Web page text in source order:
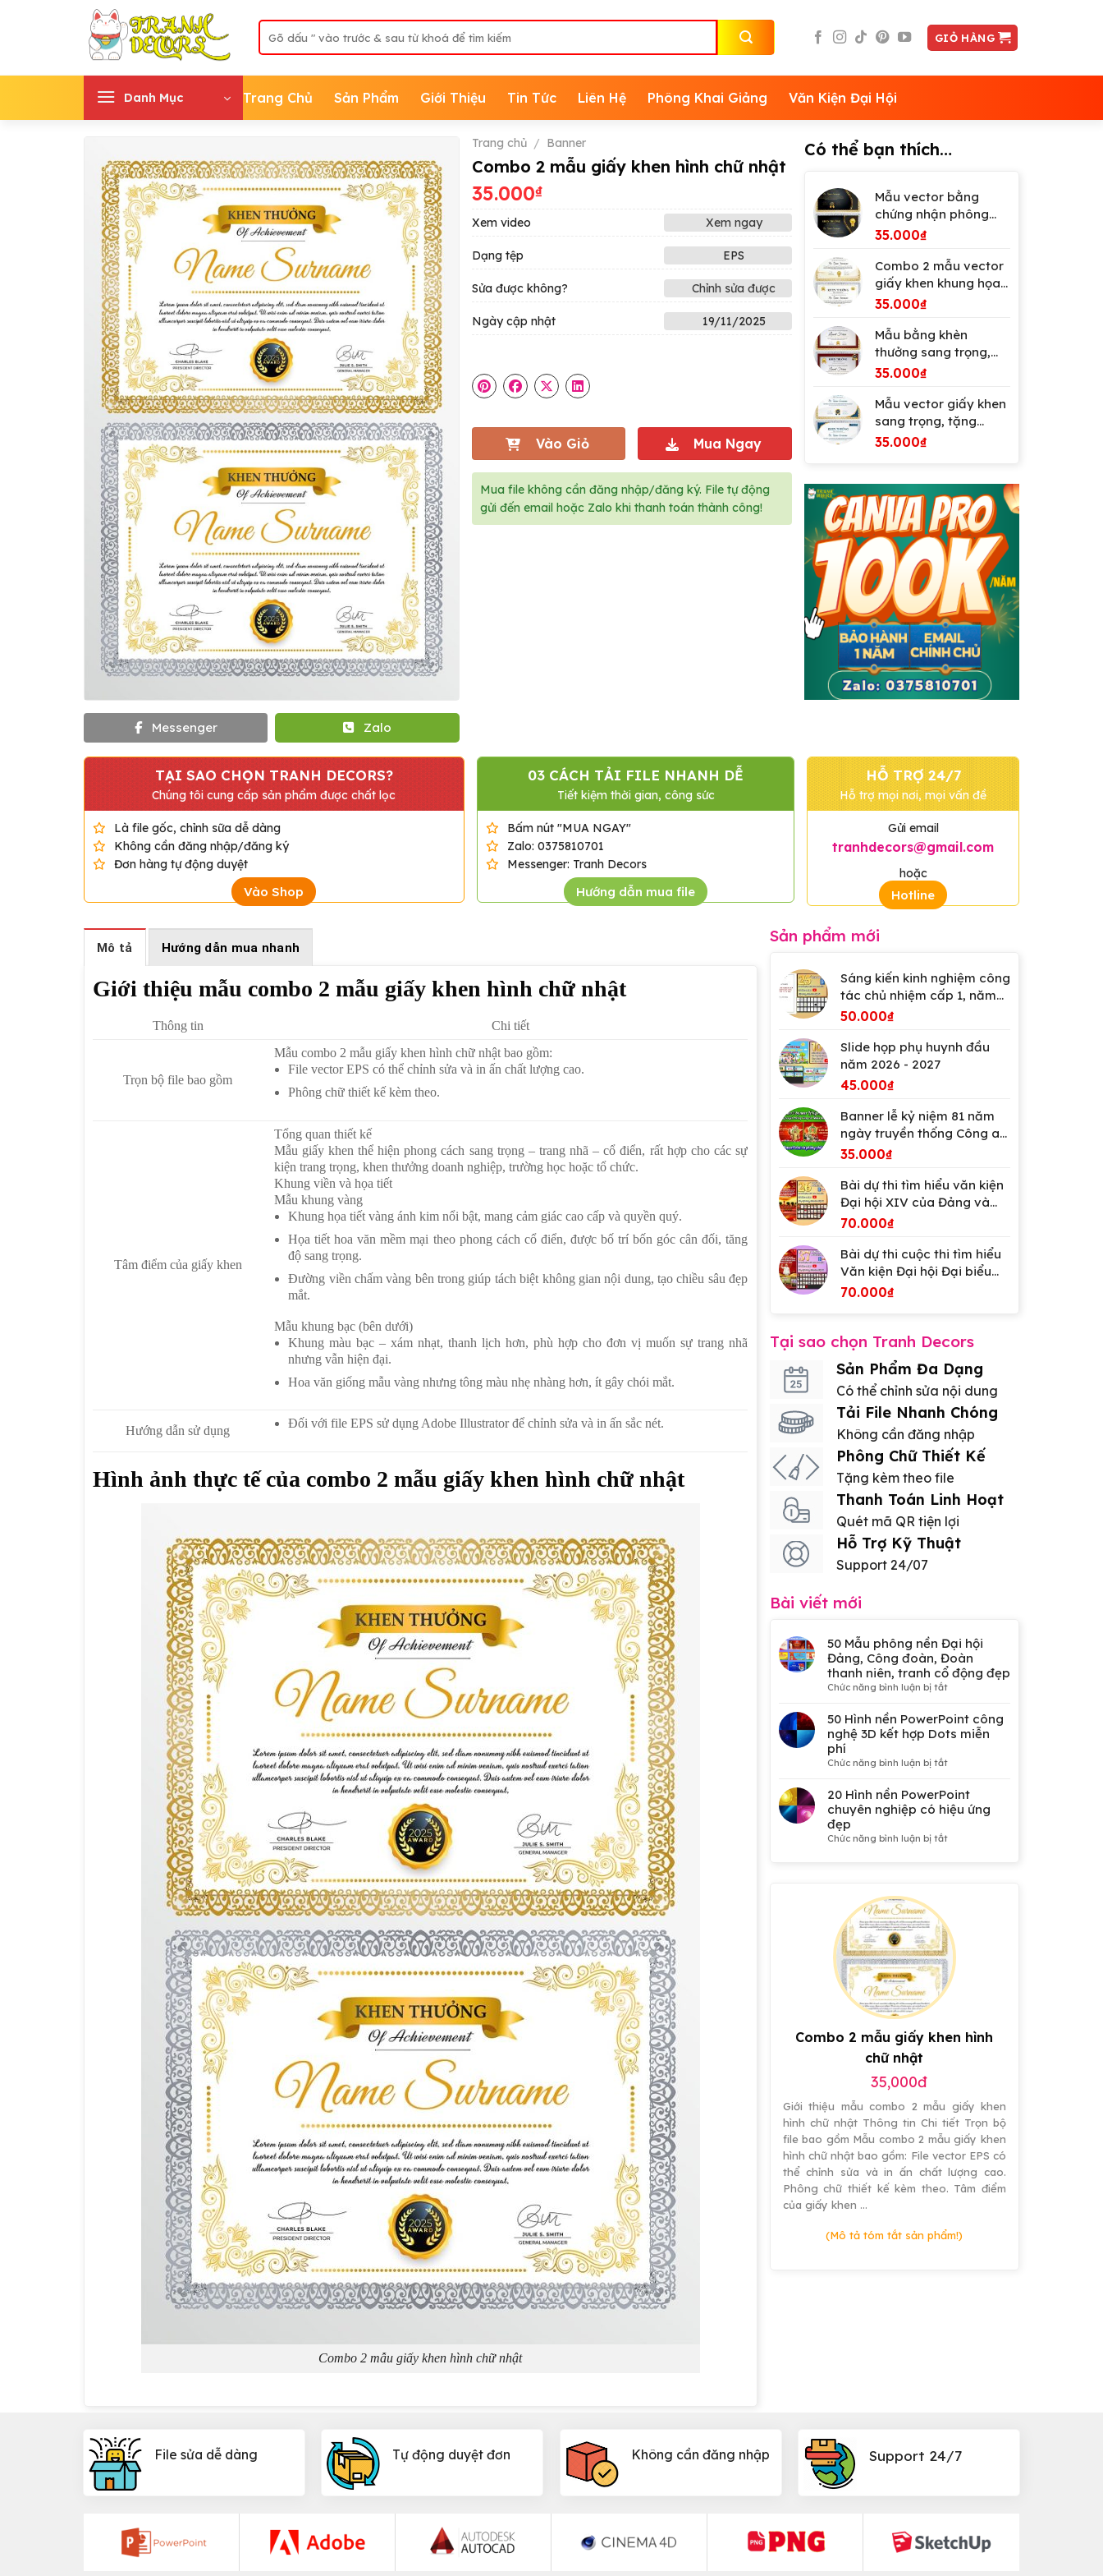
Tìm
kiếm:
GIỎ HÀNG
Danh Mục Trang Chủ Sản Phẩm Giới Thiệu Tin Tức Liên Hệ Phông Khai Giảng Văn Kiện Đại Hội
Messenger Zalo
Trang chủ / Banner
Combo 2 mẫu giấy khen hình chữ nhật
35.000₫
Xem video Xem ngay
Dạng tệp EPS
Sửa được không? Chỉnh sửa được
Ngày cập nhật 19/11/2025
Vào Giỏ Mua Ngay
Mua file không cần đăng nhập/đăng ký. File tự động
gửi đến email hoặc Zalo khi thanh toán thành công!
Có thể bạn thích…
Mẫu vector bằng
chứng nhận phông
đen vàng
35.000₫
Combo 2 mẫu vector
giấy khen khung họa
tiết đẹp
35.000₫
Mẫu bằng khèn
thưởng sang trọng,
tặng phông chữ
35.000₫
Mẫu vector giấy khen
sang trọng, tặng
phông chữ
35.000₫
TẠI SAO CHỌN TRANH DECORS?
Chúng tôi cung cấp sản phẩm được chất lọc
Là file gốc, chỉnh sữa dễ dàng
Không cần đăng nhập/đăng ký
Đơn hàng tự động duyệt
Vào Shop
03 CÁCH TẢI FILE NHANH DỄ
Tiết kiệm thời gian, công sức
Bấm nút "MUA NGAY"
Zalo: 0375810701
Messenger: Tranh Decors
Hướng dẫn mua file
HỖ TRỢ 24/7
Hỗ trợ mọi nơi, mọi vấn đề
Gửi email
tranhdecors@gmail.com
hoặc
Hotline
Mô tả Hướng dẫn mua nhanh
Giới thiệu mẫu combo 2 mẫu giấy khen hình chữ nhật
Thông tin Chi tiết
Trọn bộ file bao gồm
Mẫu combo 2 mẫu giấy khen hình chữ nhật bao gồm:
File vector EPS có thể chỉnh sửa và in ấn chất lượng cao.
Phông chữ thiết kế kèm theo.
Tâm điểm của giấy khen
Tổng quan thiết kế
Mẫu giấy khen thể hiện phong cách sang trọng – trang nhã – cổ điển, rất hợp cho các sự
kiện trang trọng, khen thưởng doanh nghiệp, trường học hoặc tổ chức.
Khung viền và họa tiết
Mẫu khung vàng
Khung họa tiết vàng ánh kim nổi bật, mang cảm giác cao cấp và quyền quý.
Họa tiết hoa văn mềm mại theo phong cách cổ điển, được bố trí bốn góc cân đối, tăng
độ sang trọng.
Đường viền chấm vàng bên trong giúp tách biệt không gian nội dung, tạo chiều sâu đẹp
mắt.
Mẫu khung bạc (bên dưới)
Khung màu bạc – xám nhạt, thanh lịch hơn, phù hợp cho đơn vị muốn sự trang nhã
nhưng vẫn hiện đại.
Hoa văn giống mẫu vàng nhưng tông màu nhẹ nhàng hơn, ít gây chói mắt.
Hướng dẫn sử dụng
Đối với file EPS sử dụng Adobe Illustrator để chỉnh sửa và in ấn sắc nét.
Hình ảnh thực tế của combo 2 mẫu giấy khen hình chữ nhật
Combo 2 mẫu giấy khen hình chữ nhật
Sản phẩm mới
Sáng kiến kinh nghiệm công
tác chủ nhiệm cấp 1, năm
2026
50.000₫
Slide họp phụ huynh đầu
năm 2026 - 2027
45.000₫
Banner lễ kỷ niệm 81 năm
ngày truyền thống Công an
Nhân dân Việt Nam
35.000₫
Bài dự thi tìm hiểu văn kiện
Đại hội XIV của Đảng và
Đại hội Đảng bộ tỉnh An
70.000₫
Bài dự thi cuộc thi tìm hiểu
Văn kiện Đại hội Đại biểu
lần thứ XIV của Đảng
70.000₫
Tại sao chọn Tranh Decors
Sản Phẩm Đa Dạng
Có thể chỉnh sửa nội dung
Tải File Nhanh Chóng
Không cần đăng nhập
Phông Chữ Thiết Kế
Tặng kèm theo file
Thanh Toán Linh Hoạt
Quét mã QR tiện lợi
Hỗ Trợ Kỹ Thuật
Support 24/07
Bài viết mới
50 Mẫu phông nền Đại hội
Đảng, Công đoàn, Đoàn
thanh niên, tranh cổ động đẹp
Chức năng bình luận bị tắtở
Mẫu
phông
nền
Công
đoàn,
thanh
50 Hình nền PowerPoint công
nghệ 3D kết hợp Dots miễn
phí
Chức năng bình luận bị tắtở
Hình
nền
PowerPoint
phí
20 Hình nền PowerPoint
chuyên nghiệp có hiệu ứng
đẹp
Chức năng bình luận bị tắtở
có
hiệu
ứng
đẹp
Combo 2 mẫu giấy khen hình
chữ nhật
35,000đ
Giới thiệu mẫu combo 2 mẫu giấy khen
hình chữ nhật Thông tin Chi tiết Trọn bộ
file bao gồm Mẫu combo 2 mẫu giấy khen
hình chữ nhật bao gồm: File vector EPS có
thể chỉnh sửa và in ấn chất lượng cao.
Phông chữ thiết kế kèm theo. Tâm điểm
của giấy khen …
(Mô tả tóm tắt sản phẩm!)
File sửa dễ dàng Tự động duyệt đơn Không cần đăng nhập Support 24/7